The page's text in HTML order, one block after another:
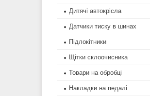
Дитячі автокрісла
Датчики тиску в шинах
Підлокітники
Щітки склоочисника
Товари на обробці
Накладки на педалі